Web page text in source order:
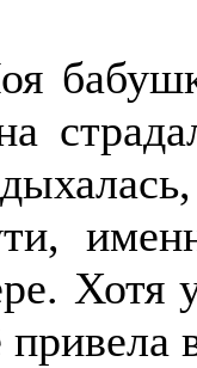
Хотя
привела